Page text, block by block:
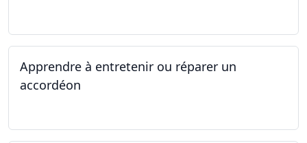
Apprendre à entretenir ou réparer un
accordéon